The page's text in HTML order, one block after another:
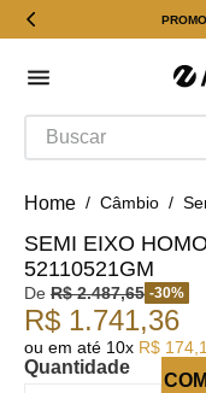
Buscar
Câmbio
SEMI EIXO
52110521GM
De R$ 2.487,65 -30%
R$ 1.741,36
ou em até 10x R$ 174
Quantidade